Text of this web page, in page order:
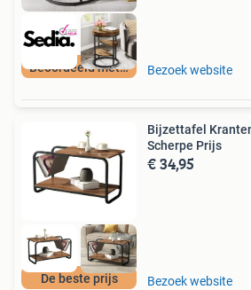
Beoordeeld met 9+ Bezoek website
De beste prijs
Bijzettafel
Scherpe Prijs
€ 34,95
Bezoek website